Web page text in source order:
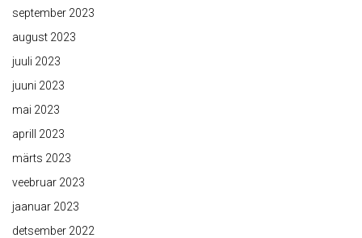
september 2023
august 2023
juuli 2023
juuni 2023
mai 2023
aprill 2023
märts 2023
veebruar 2023
jaanuar 2023
detsember 2022